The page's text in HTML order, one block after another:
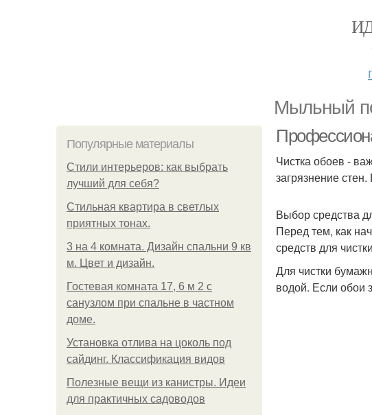
Мыльный
Популярные материалы
Стили интерьеров: как выбрать
лучший для себя?
Стильная квартира в светлых
приятных тонах.
3 на 4 комната. Дизайн спальни 9 кв
м. Цвет и дизайн.
Гостевая комната 17, 6 м 2 с
санузлом при спальне в частном
доме.
Установка отлива на цоколь под
сайдинг. Классификация видов
Полезные вещи из канистры. Идеи
для практичных садоводов
Чистка обоев -
загрязнение
Выбор средства
Перед тем, как
средств для
Для чистки
водой. Если обои